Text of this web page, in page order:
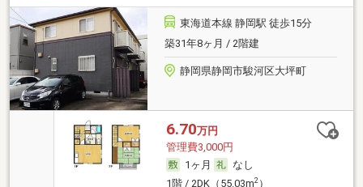
東海道本線 静岡駅 徒歩15分
築31年8ヶ月 / 2階建
静岡県静岡市駿河区大坪町
6.70万円
管理費3,000円
1ヶ月
なし
1階 / 2DK（55.03m2）